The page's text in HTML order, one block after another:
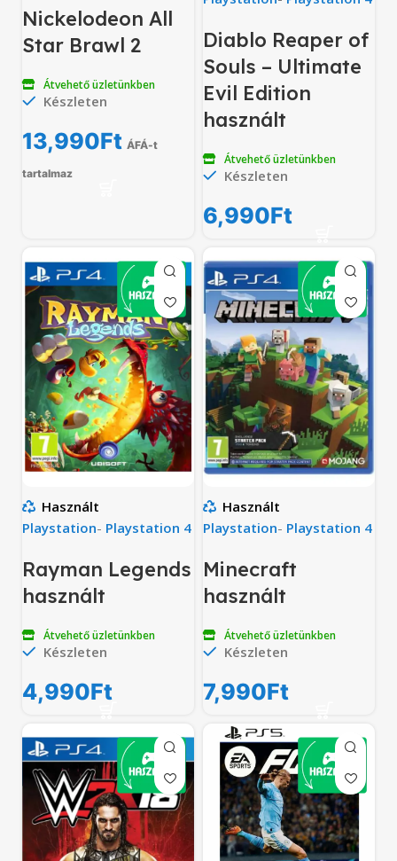
Nickelodeon All
Star Brawl 2
Átvehető üzletünkben
Készleten
13,990Ft ÁFÁ-t
tartalmaz
Diablo Reaper of
Souls – Ultimate
Evil Edition
használt
Átvehető üzletünkben
Készleten
6,990Ft
Használt
Playstation- Playstation 4
Rayman Legends
használt
Átvehető üzletünkben
Készleten
4,990Ft
Használt
Playstation- Playstation 4
Minecraft
használt
Átvehető üzletünkben
Készleten
7,990Ft